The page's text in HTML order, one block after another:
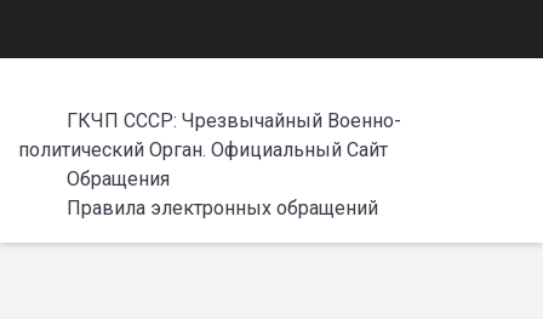
ГКЧП СССР: Чрезвычайный Военно-
политический Орган. Официальный Сайт
Обращения
Правила электронных обращений